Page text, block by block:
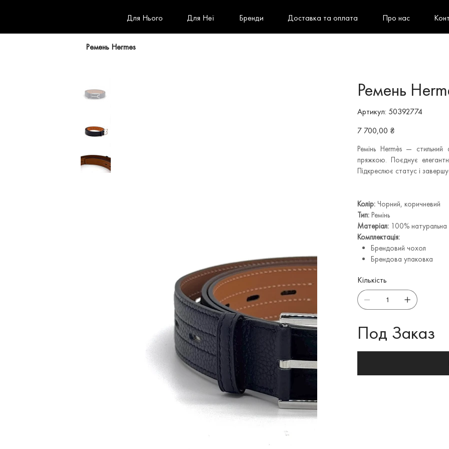
Для Нього Для Неї Бренди Доставка та оплата Про нас
Ремень Hermes
Ремень
Артикул:
Артикул
50392774
50392774
Ціна
7 700,00 ₴
Ремінь Hermès —
пряжкою. Поєднує
Підкреслює статус і
Колір: Чорний, коричневий
Тип: Ремінь
Матеріал: 100% натуральна
Комплектація:
Брендовий чохол
Брендова упаковка
Кількість
Под Заказ